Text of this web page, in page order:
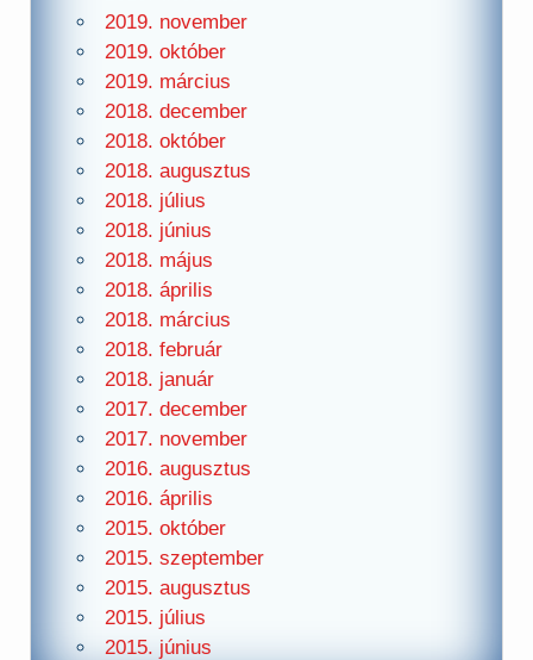
2019. november
2019. október
2019. március
2018. december
2018. október
2018. augusztus
2018. július
2018. június
2018. május
2018. április
2018. március
2018. február
2018. január
2017. december
2017. november
2016. augusztus
2016. április
2015. október
2015. szeptember
2015. augusztus
2015. július
2015. június